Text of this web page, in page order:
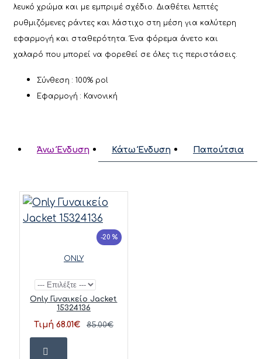
λευκό χρώμα και με εμπριμέ σχέδιο. Διαθέτει λεπτές
ρυθμιζόμενες ράντες και λάστιχο στη μέση για καλύτερη
εφαρμογή και σταθερότητα. Ένα φόρεμα άνετο και
χαλαρό που μπορεί να φορεθεί σε όλες τις περιστάσεις.
Σύνθεση : 100% pol
Εφαρμογή : Κανονική
Άνω Ένδυση Κάτω Ένδυση Παπούτσια
-20 %
ONLY
Only Γυναικείο Jacket
15324136
Τιμή 68.01€ 85.00€